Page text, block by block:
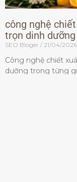
công nghệ
trọn dinh
SEO Bloger 21/04/2026
Công nghệ chiết
dưỡng trong từng